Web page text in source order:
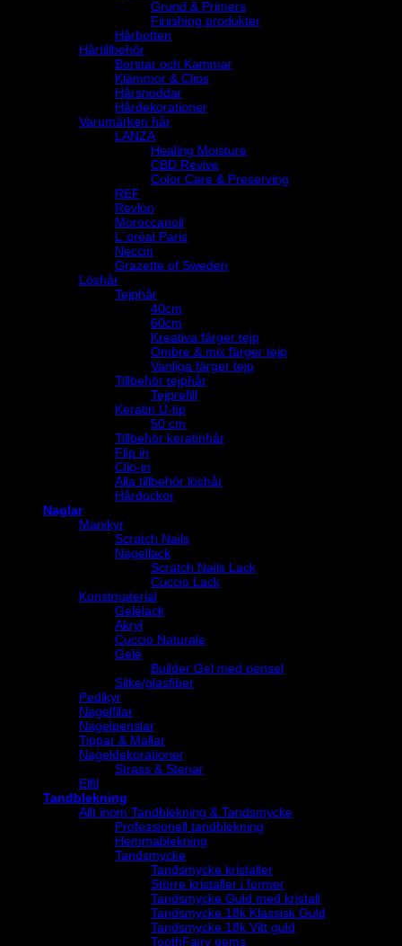
Grund & Primers
Finishing produkter
Hårbotten
Hårtillbehör
Borstar och Kammar
Klämmor & Clips
Hårsnoddar
Hårdekorationer
Varumärken hår
LANZA
Healing Moisture
CBD Revive
Color Care & Preserving
REF
Revlon
Moroccanoil
L´oréal Paris
Neccin
Grazette of Sweden
Löshår
Tejphår
40cm
60cm
Kreativa färger tejp
Ombre & mix färger tejp
Vanliga färger tejp
Tillbehör tejphår
Tejprefill
Keratin U-tip
50 cm
Tillbehör keratinhår
Flip in
Clip-in
Alla tillbehör löshår
Hårdockor
Naglar
Manikyr
Scratch Nails
Nagellack
Scratch Nails Lack
Cuccio Lack
Konstmaterial
Gelélack
Akryl
Cuccio Naturale
Gelé
Builder Gel med pensel
Silke/glasfiber
Pedikyr
Nagelfilar
Nagelpenslar
Tippar & Mallar
Nageldekorationer
Strass & Stenar
Elfil
Tandblekning
Allt inom Tandblekning & Tandsmycke
Professionell tandblekning
Hemmablekning
Tandsmycke
Tandsmycke kristaller
Större kristaller i former
Tandsmycke Guld med kristall
Tandsmycke 18k Klassisk Guld
Tandsmycke 18k Vitt guld
ToothFairy gems